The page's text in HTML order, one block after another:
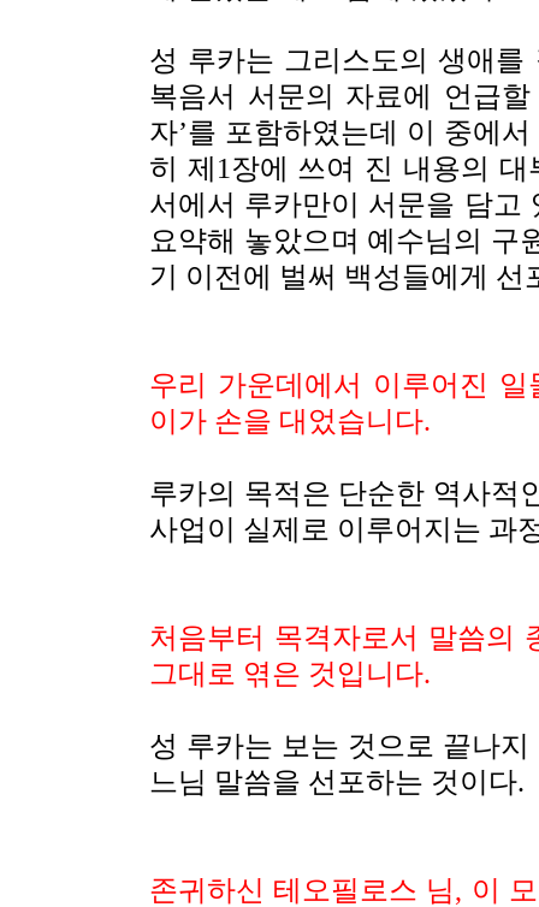
성 루카는 그리스도의 생애
복음서 서문의 자료에 언급
자’를 포함하였는데 이 중에
히 제1장에 쓰여 진 내용의
서에서 루카만이 서문을 담고
요약해 놓았으며 예수님의 구
기 이전에 벌써 백성들에게
우리 가운데에서 이루어진
이가 손을 대었습니다.
루카의 목적은 단순한 역사적
사업이 실제로 이루어지는 과
처음부터 목격자로서 말씀의
그대로 엮은 것입니다.
성 루카는 보는 것으로 끝나
느님 말씀을 선포하는 것이다.
존귀하신 테오필로스 님, 이